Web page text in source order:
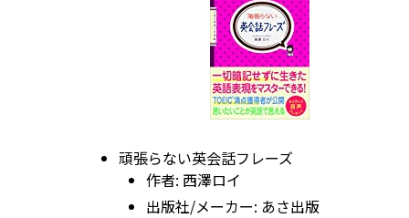
頑張らない英会話フレーズ
作者: 西澤ロイ
出版社/メーカー: あさ出版